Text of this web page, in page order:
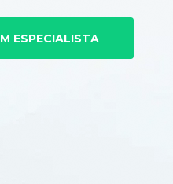
ESPECIALISTA